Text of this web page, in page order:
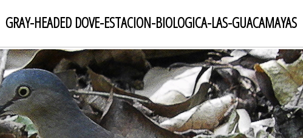
GRAY-HEADED DOVE-ESTACION-BIOLOGICA-LAS-GUACAMAYAS